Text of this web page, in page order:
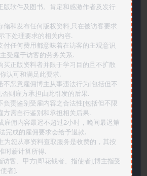
软件及图书。肯定和感激作者及发行
和发布任何版权资料,只在被访客要求
下处理要求的相关内容.
任何费用都意味着在访客的主观意识
受雇于访客的劳务关系.
正版资料者并限于学习目的且不扩散
认可和满足此要求.
不恶意雇佣博主从事违法行为[包括但不
则雇方承担由此引发的后果.
责鉴别受雇内容之合法性[包括但不限
方需自行鉴别和承担相关后果.
雇佣内容最迟不超过2小时，晚间最迟第
完成的雇佣要求会给予退款.
为您从事资料查取服务是收费的，其按
时薪计算所得.
访客、甲方[即花钱者、指使者],博主指受
者].